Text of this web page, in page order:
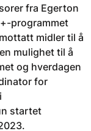
fra Egerton
programmet
midler til å
mulighet til å
og hverdagen
for
startet